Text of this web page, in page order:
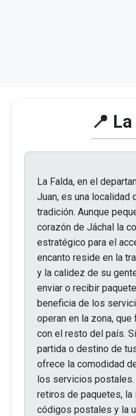
📍
La Falda, en el
Juan, es una localidad
tradición. Aunque
corazón de Jáchal la
estratégico para el
encanto reside en la
y la calidez de su
enviar o recibir
beneficia de los
operan en la zona,
con el resto del país.
partida o destino de
ofrece la comodidad
los servicios
retiros de paquetes,
códigos postales y la